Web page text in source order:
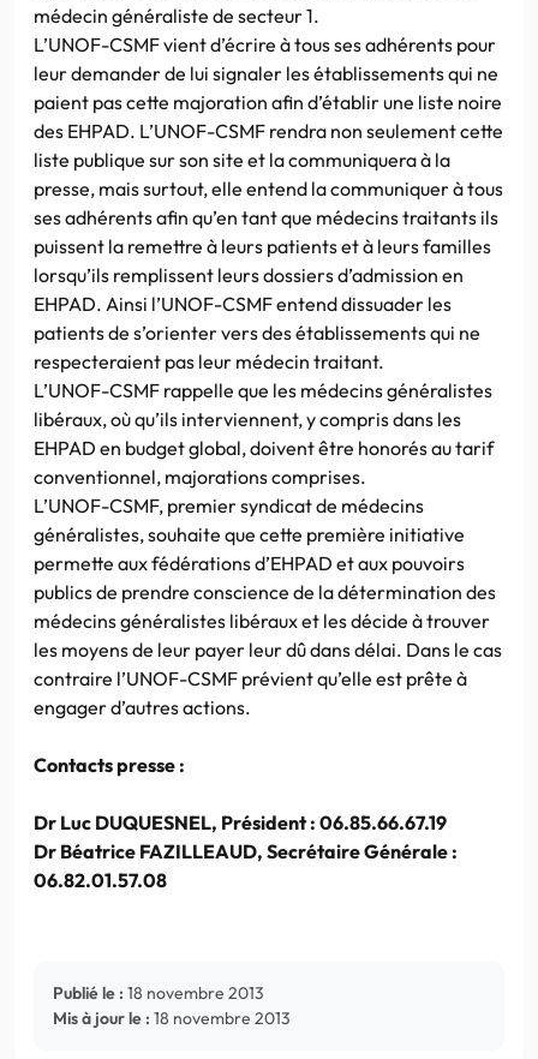
médecin généraliste de secteur 1.
L’UNOF-CSMF vient d’écrire à tous ses adhérents pour
leur demander de lui signaler les établissements qui ne
paient pas cette majoration afin d’établir une liste noire
des EHPAD. L’UNOF-CSMF rendra non seulement cette
liste publique sur son site et la communiquera à la
presse, mais surtout, elle entend la communiquer à tous
ses adhérents afin qu’en tant que médecins traitants ils
puissent la remettre à leurs patients et à leurs familles
lorsqu’ils remplissent leurs dossiers d’admission en
EHPAD. Ainsi l’UNOF-CSMF entend dissuader les
patients de s’orienter vers des établissements qui ne
respecteraient pas leur médecin traitant.
L’UNOF-CSMF rappelle que les médecins généralistes
libéraux, où qu’ils interviennent, y compris dans les
EHPAD en budget global, doivent être honorés au tarif
conventionnel, majorations comprises.
L’UNOF-CSMF, premier syndicat de médecins
généralistes, souhaite que cette première initiative
permette aux fédérations d’EHPAD et aux pouvoirs
publics de prendre conscience de la détermination des
médecins généralistes libéraux et les décide à trouver
les moyens de leur payer leur dû dans délai. Dans le cas
contraire l’UNOF-CSMF prévient qu’elle est prête à
engager d’autres actions.
Contacts presse :
Dr Luc DUQUESNEL, Président : 06.85.66.67.19
Dr Béatrice FAZILLEAUD, Secrétaire Générale :
06.82.01.57.08
Publié le : 18 novembre 2013
Mis à jour le : 18 novembre 2013